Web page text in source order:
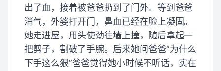
出了血，接着被爸爸扔到了门外。等到爸爸
消气，外婆打开门，鼻血已经在脸上凝固。
她走进屋，用头使劲往墙上撞，随后拿起一
把剪子，割破了手腕。后来她问爸爸“为什么
下手这么狠”爸爸觉得她小时候不听话，实在